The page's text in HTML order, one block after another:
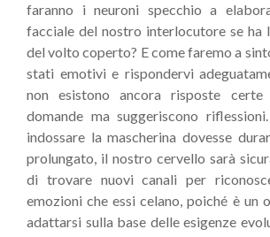
faranno i neuroni specchio a
facciale del nostro interlocutore se ha
del volto coperto? E come faremo a
stati emotivi e rispondervi
non esistono ancora risposte
domande ma suggeriscono
indossare la mascherina dovesse
prolungato, il nostro cervello sarà
di trovare nuovi canali per
emozioni che essi celano, poiché è un
adattarsi sulla base delle esigenze